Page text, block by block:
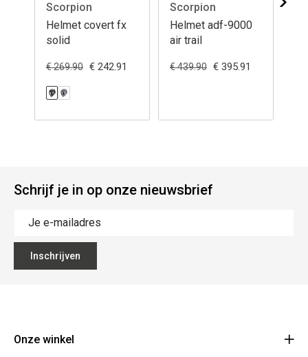
Scorpion
Helmet covert fx
solid
€ 269.90 € 242.91
Scorpion
Helmet adf-9000
air trail
€ 439.90 € 395.91
Schrijf je in op onze nieuwsbrief
Inschrijven
Onze winkel